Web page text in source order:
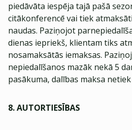
piedāvāta iespēja tajā pašā
citākonferencē vai tiek
naudas. Paziņojot
dienas iepriekš, klientam tiks
nosamaksātās iemaksas.
nepiedalīšanos mazāk nekā 5
pasākuma, dalības maksa
8. AUTORTIESĪBAS